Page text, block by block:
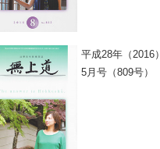
平成28年（2016）
5月号（809号）